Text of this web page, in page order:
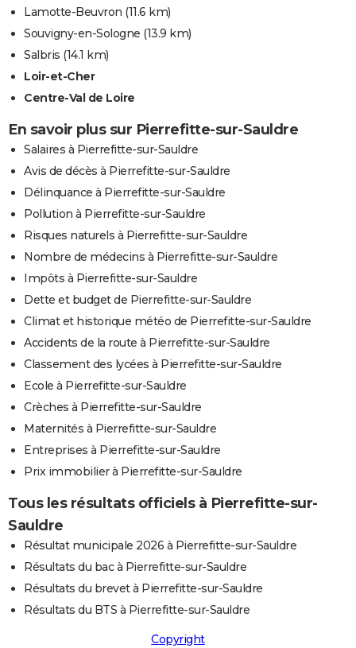
Lamotte-Beuvron (11.6 km)
Souvigny-en-Sologne (13.9 km)
Salbris (14.1 km)
Loir-et-Cher
Centre-Val de Loire
En savoir plus sur Pierrefitte-sur-Sauldre
Salaires à Pierrefitte-sur-Sauldre
Avis de décès à Pierrefitte-sur-Sauldre
Délinquance à Pierrefitte-sur-Sauldre
Pollution à Pierrefitte-sur-Sauldre
Risques naturels à Pierrefitte-sur-Sauldre
Nombre de médecins à Pierrefitte-sur-Sauldre
Impôts à Pierrefitte-sur-Sauldre
Dette et budget de Pierrefitte-sur-Sauldre
Climat et historique météo de Pierrefitte-sur-Sauldre
Accidents de la route à Pierrefitte-sur-Sauldre
Classement des lycées à Pierrefitte-sur-Sauldre
Ecole à Pierrefitte-sur-Sauldre
Crèches à Pierrefitte-sur-Sauldre
Maternités à Pierrefitte-sur-Sauldre
Entreprises à Pierrefitte-sur-Sauldre
Prix immobilier à Pierrefitte-sur-Sauldre
Tous les résultats officiels à Pierrefitte-sur-
Sauldre
Résultat municipale 2026 à Pierrefitte-sur-Sauldre
Résultats du bac à Pierrefitte-sur-Sauldre
Résultats du brevet à Pierrefitte-sur-Sauldre
Résultats du BTS à Pierrefitte-sur-Sauldre
Copyright